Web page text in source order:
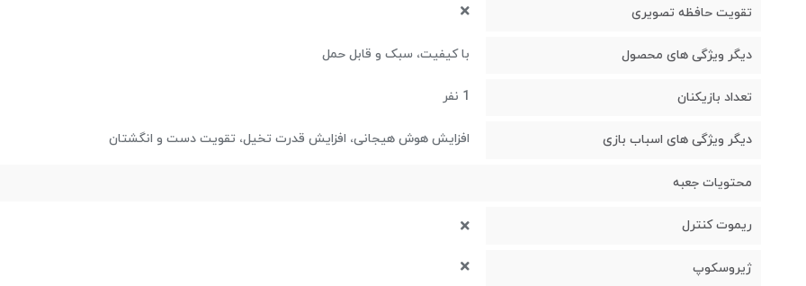
تقویت حافظه تصویری
دیگر ویژگی های محصول با کیفیت، سبک و قابل حمل
تعداد بازیکنان 1 نفر
دیگر ویژگی های اسباب بازی افزایش هوش هیجانی، افزایش قدرت تخیل، تقویت دست و انگشتان
محتویات جعبه
ریموت کنترل
ژیروسکوپ